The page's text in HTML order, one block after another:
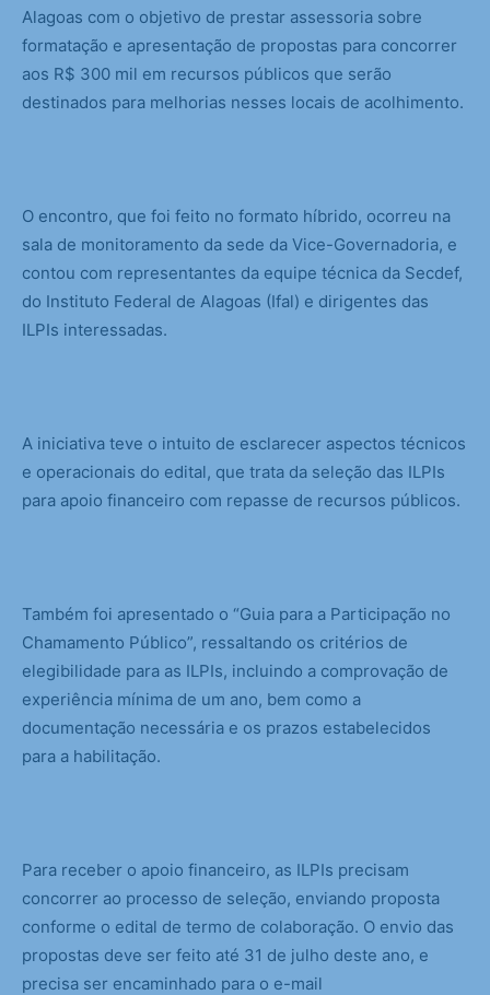
Alagoas com o objetivo de prestar assessoria sobre
formatação e apresentação de propostas para concorrer
aos R$ 300 mil em recursos públicos que serão
destinados para melhorias nesses locais de acolhimento.
O encontro, que foi feito no formato híbrido, ocorreu na
sala de monitoramento da sede da Vice-Governadoria, e
contou com representantes da equipe técnica da Secdef,
do Instituto Federal de Alagoas (Ifal) e dirigentes das
ILPIs interessadas.
A iniciativa teve o intuito de esclarecer aspectos técnicos
e operacionais do edital, que trata da seleção das ILPIs
para apoio financeiro com repasse de recursos públicos.
Também foi apresentado o “Guia para a Participação no
Chamamento Público”, ressaltando os critérios de
elegibilidade para as ILPIs, incluindo a comprovação de
experiência mínima de um ano, bem como a
documentação necessária e os prazos estabelecidos
para a habilitação.
Para receber o apoio financeiro, as ILPIs precisam
concorrer ao processo de seleção, enviando proposta
conforme o edital de termo de colaboração. O envio das
propostas deve ser feito até 31 de julho deste ano, e
precisa ser encaminhado para o e-mail